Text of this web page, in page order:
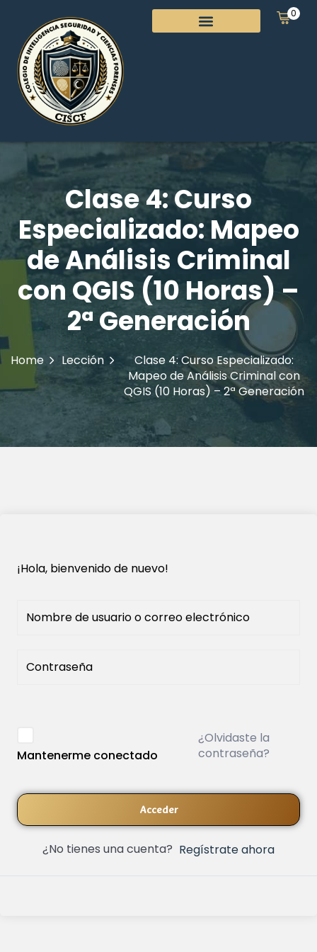
0
Clase 4: Curso
Especializado: Mapeo
de Análisis Criminal
con QGIS (10 Horas) –
2ª Generación
Home Lección
Clase 4: Curso Especializado:
Mapeo de Análisis Criminal con
QGIS (10 Horas) – 2ª Generación
¡Hola, bienvenido de nuevo!
Mantenerme conectado
¿Olvidaste la
contraseña?
Acceder
¿No tienes una cuenta? Regístrate ahora